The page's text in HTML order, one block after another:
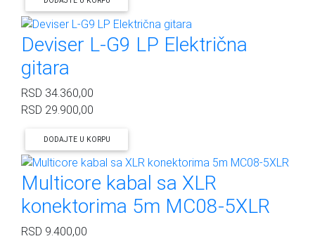
Deviser L-G9 LP Električna
gitara
RSD 34.360,00
RSD 29.900,00
DODAJTE U KORPU
Multicore kabal sa XLR
konektorima 5m MC08-5XLR
RSD 9.400,00